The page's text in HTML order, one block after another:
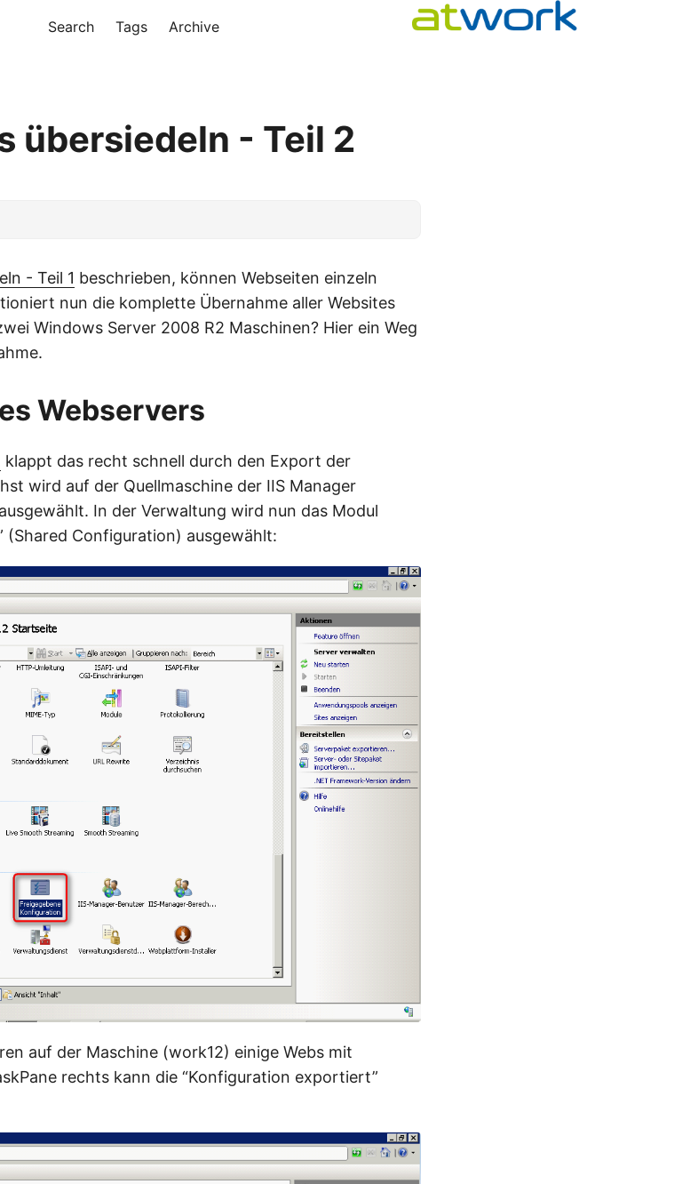
Search Tags Archive
übersiedeln - Teil 2
- Teil 1 beschrieben, können Webseiten einzeln
nun die komplette Übernahme aller Websites
Windows Server 2008 R2 Maschinen? Hier ein Weg
Webservers
klappt das recht schnell durch den Export der
wird auf der Quellmaschine der IIS Manager
In der Verwaltung wird nun das Modul
(Shared Configuration) ausgewählt:
auf der Maschine (work12) einige Webs mit
rechts kann die “Konfiguration exportiert”